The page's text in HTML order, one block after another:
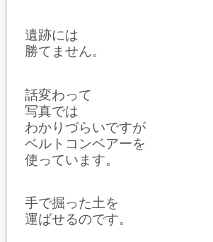
遺跡には
勝てません。
話変わって
写真では
わかりづらいですが
ベルトコンベアーを
使っています。
手で掘った土を
運ばせるのです。